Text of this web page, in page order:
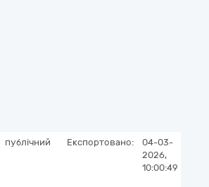
публічний Експортовано:
04-03-
2026,
10:00:49